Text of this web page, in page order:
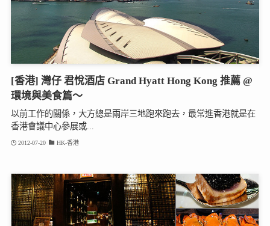
[香港] 灣仔 君悅酒店 Grand Hyatt Hong Kong 推薦 @
環境與美食篇～
以前工作的關係，大方總是兩岸三地跑來跑去，最常進香港就是在
香港會議中心參展或...
2012-07-20 HK-香港